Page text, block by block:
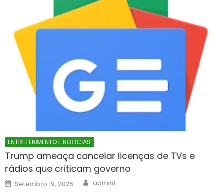
ENTRETENIMENTO E NOTÍCIAS
Trump ameaça cancelar licenças de TVs e
rádios que criticam governo
Posted
on
Setembro 19, 2025 Author
admin1